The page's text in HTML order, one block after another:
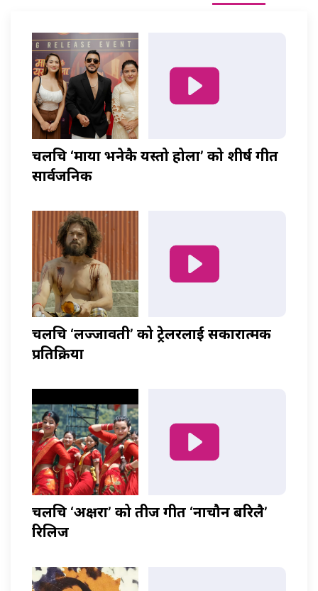
चलचित्र ‘माया भनेकै यस्तो होला’ को शीर्ष गीत
सार्वजनिक
चलचित्र ‘लज्जावती’ को ट्रेलरलाई सकारात्मक
प्रतिक्रिया
चलचित्र ‘अक्षरा’ को तीज गीत ‘नाचौन बरिलै’
रिलिज